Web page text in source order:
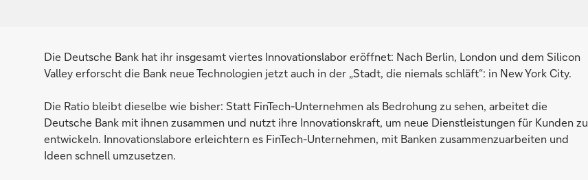
Die Deutsche Bank hat ihr insgesamt viertes Innovationslabor eröffnet: Nach Berlin, London und dem Silicon
Valley erforscht die Bank neue Technologien jetzt auch in der „Stadt, die niemals schläft“: in New York City.
Die Ratio bleibt dieselbe wie bisher: Statt FinTech-Unternehmen als Bedrohung zu sehen, arbeitet die
Deutsche Bank mit ihnen zusammen und nutzt ihre Innovationskraft, um neue Dienstleistungen für Kunden zu
entwickeln. Innovationslabore erleichtern es FinTech-Unternehmen, mit Banken zusammenzuarbeiten und
Ideen schnell umzusetzen.